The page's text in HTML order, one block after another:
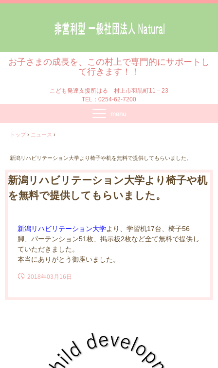
お子さまの成長を、この村上で専門的にサポートし
て行きます！！
こども発達支援所はる 村上市羽黒町11－23
TEL：0254-62-7200
トップ › ニュース ›
新潟リハビリテーション大学より椅子や机を無料で提供してもらいました。
新潟リハビリテーション大学より椅子や机
を無料で提供してもらいました。
新潟リハビリテーション大学より、学習机17台、椅子56
脚、パーテンション51枚、掲示板2枚など全て無料で提供し
ていただきました。
本当にありがとう御座いました。
2018年03月16日